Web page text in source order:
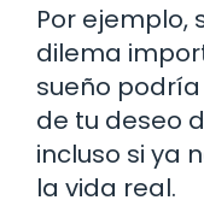
Por ejemplo,
dilema
sueño
de tu deseo
incluso si ya
la vida real.